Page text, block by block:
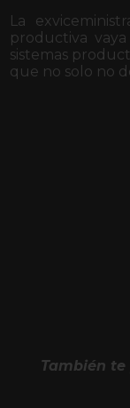
La
productiva
sistemas
que no solo no
También